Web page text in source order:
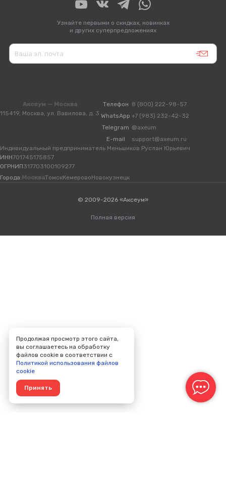
Узнайте первыми о скидках, новинках
и других суперпредложениях
Аксеум — Москва
115419, Москва, ул. Вавилова, д. 3
Телефон 8 (800) 222-98-57
WhatsApp +7 (983) 232-42-32
Telegram @axeum
E-mail
support@axeum.ru
Индивидуальный предприниматель Меньшиков Руслан Юрьевич
ИНН701745175857
ОГРНИП317703100109277
Города: МоскваТомскКемеровоНовокузнецк
© 2009-2026 «Аксеум»
Полная версия
Продолжая просмотр этого сайта,
вы соглашаетесь на обработку
файлов cookie в соответствии с
Политикой использования файлов
cookie
Принять